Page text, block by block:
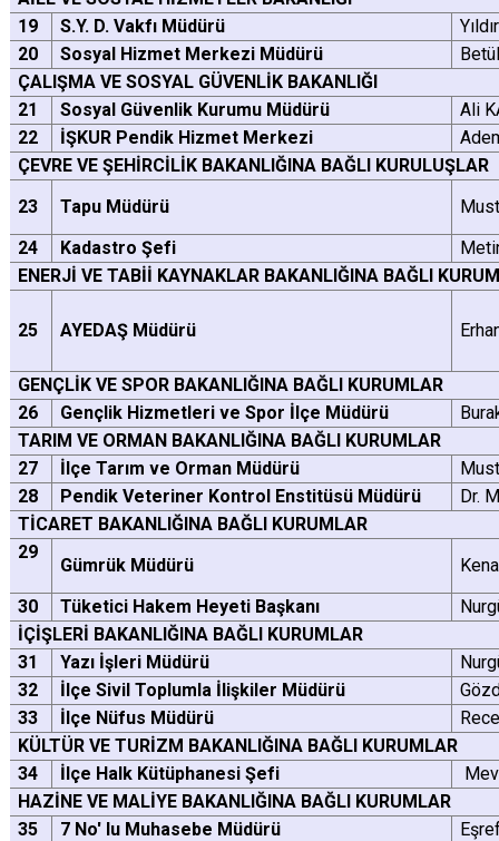
19
S.Y. D. Vakfı Müdürü
20
Sosyal Hizmet Merkezi Müdürü
ÇALIŞMA VE SOSYAL GÜVENLİK BAKANLIĞI
21
Sosyal Güvenlik Kurumu Müdürü
Ali
22
İŞKUR Pendik Hizmet Merkezi
ÇEVRE VE ŞEHİRCİLİK BAKANLIĞINA BAĞLI KURULUŞLAR
23
Tapu Müdürü
24
Kadastro Şefi
ENERJİ VE TABİİ KAYNAKLAR BAKANLIĞINA BAĞLI
25 AYEDAŞ Müdürü
GENÇLİK VE SPOR BAKANLIĞINA BAĞLI KURUMLAR
26
Gençlik Hizmetleri ve Spor İlçe Müdürü
TARIM VE ORMAN BAKANLIĞINA BAĞLI KURUMLAR
27
İlçe Tarım ve Orman Müdürü
28
Pendik Veteriner Kontrol Enstitüsü Müdürü
Dr.
TİCARET BAKANLIĞINA BAĞLI KURUMLAR
29
Gümrük Müdürü
30
Tüketici Hakem Heyeti Başkanı
İÇİŞLERİ BAKANLIĞINA BAĞLI KURUMLAR
31
Yazı İşleri Müdürü
32
İlçe Sivil Toplumla İlişkiler Müdürü
33
İlçe Nüfus Müdürü
KÜLTÜR VE TURİZM BAKANLIĞINA BAĞLI KURUMLAR
34
İlçe Halk Kütüphanesi Şefi
HAZİNE VE MALİYE BAKANLIĞINA BAĞLI KURUMLAR
35
7 No' lu Muhasebe Müdürü